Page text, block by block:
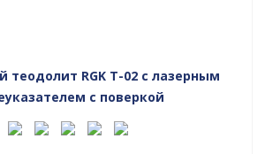
теодолит RGK T-02 с лазерным
с поверкой